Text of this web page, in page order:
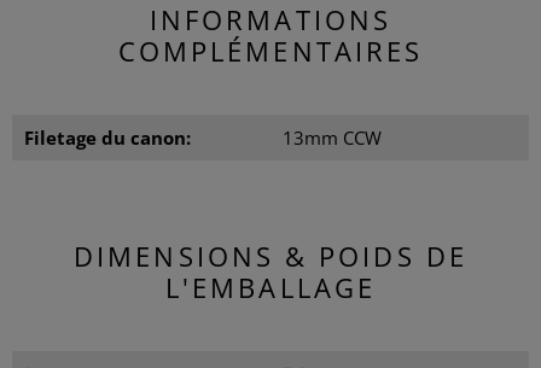
INFORMATIONS
COMPLÉMENTAIRES
Filetage du canon: 13mm CCW
DIMENSIONS & POIDS DE
L'EMBALLAGE